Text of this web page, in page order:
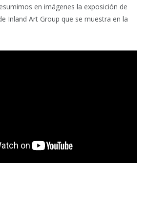
en imágenes la exposición de
Inland Art Group que se muestra en la